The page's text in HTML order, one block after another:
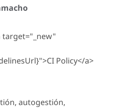
target="_new"
Policy</a>
autogestión,